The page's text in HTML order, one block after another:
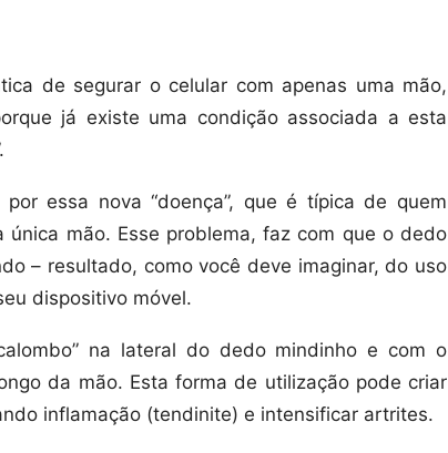
de segurar o celular com apenas uma mão,
já existe uma condição associada a esta
essa nova “doença”, que é típica de quem
mão. Esse problema, faz com que o dedo
– resultado, como você deve imaginar, do uso
dispositivo móvel.
na lateral do dedo mindinho e com o
da mão. Esta forma de utilização pode criar
inflamação (tendinite) e intensificar artrites.